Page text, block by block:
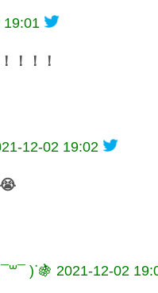
19:01
！！！
12-02 19:02
)ᐝ🍇 2021-12-02